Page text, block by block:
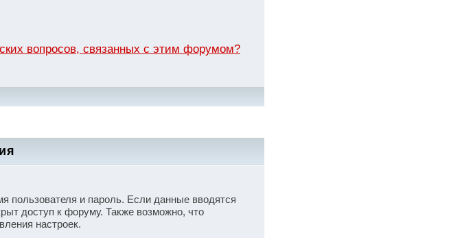
вопросов, связанных с этим форумом?
пользователя и пароль. Если данные вводятся
доступ к форуму. Также возможно, что
настроек.